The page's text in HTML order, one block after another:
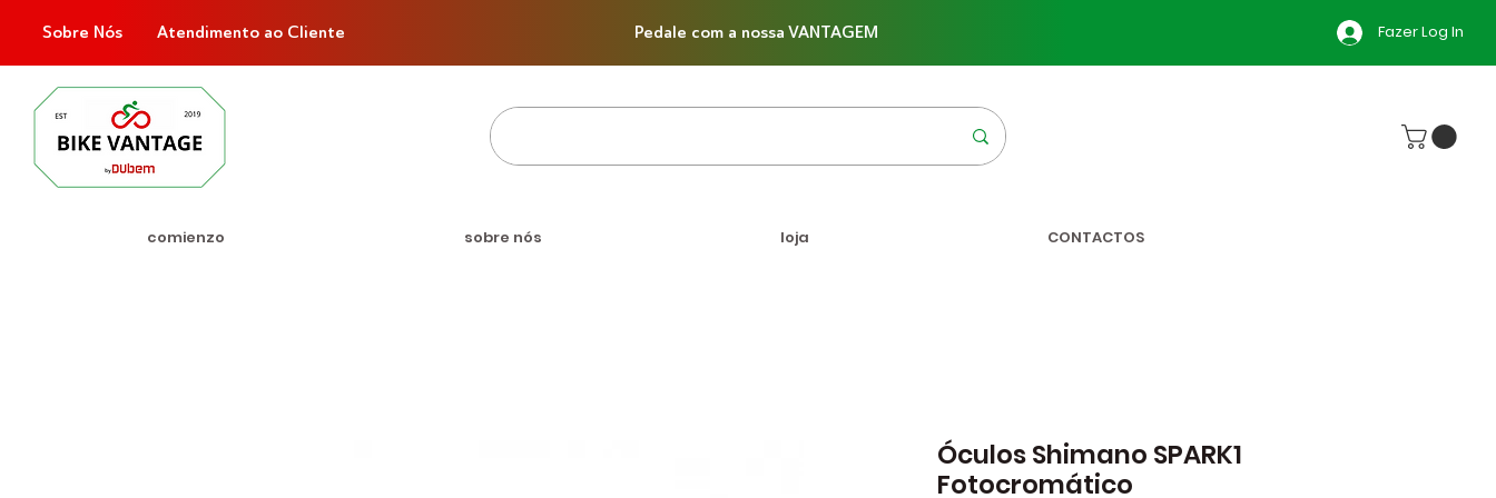
Sobre Nós Atendimento ao Cliente Pedale com a nossa VANTAGEM Fazer Log In
comienzo sobre nós loja CONTACTOS
Óculos Shimano SPARK1
Fotocromático